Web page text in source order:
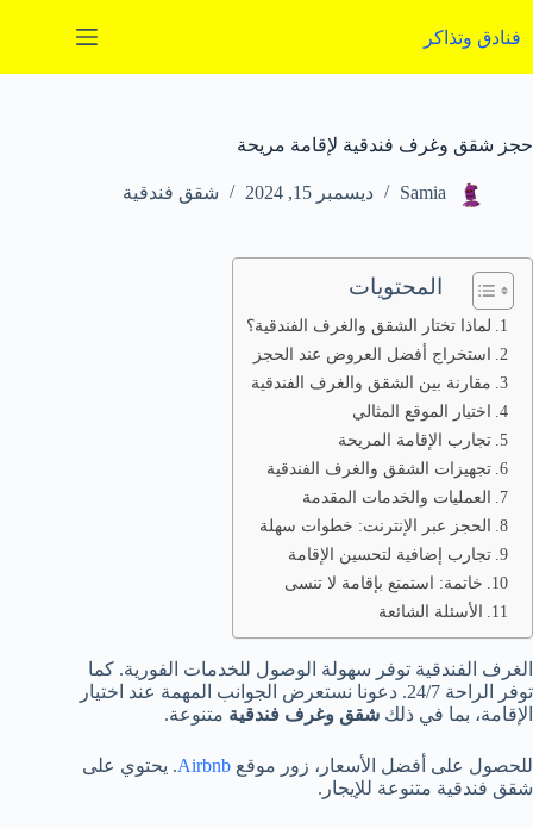
إلى
المحتوى
فنادق وتذاكر
حجز شقق وغرف فندقية لإقامة مريحة
Samia ديسمبر 15, 2024 شقق فندقية
المحتويات
لماذا تختار الشقق والغرف الفندقية؟
استخراج أفضل العروض عند الحجز
مقارنة بين الشقق والغرف الفندقية
اختيار الموقع المثالي
تجارب الإقامة المريحة
تجهيزات الشقق والغرف الفندقية
العمليات والخدمات المقدمة
الحجز عبر الإنترنت: خطوات سهلة
تجارب إضافية لتحسين الإقامة
خاتمة: استمتع بإقامة لا تنسى
الأسئلة الشائعة
الغرف الفندقية توفر سهولة الوصول للخدمات الفورية. كما
توفر الراحة 24/7. دعونا نستعرض الجوانب المهمة عند اختيار
الإقامة، بما في ذلك شقق وغرف فندقية متنوعة.
للحصول على أفضل الأسعار، زور موقع Airbnb. يحتوي على
شقق فندقية متنوعة للإيجار.